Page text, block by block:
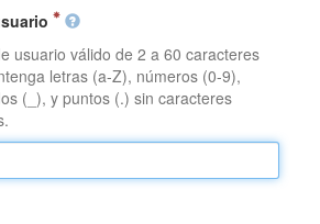
usuario válido de 2 a 60 caracteres
letras (a-Z), números (0-9),
(_), y puntos (.) sin caracteres